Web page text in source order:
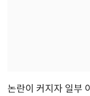
논란이 커지자 일부